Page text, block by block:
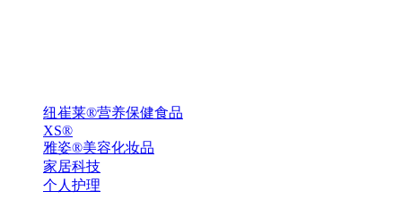
纽崔莱®营养保健食品
XS®
雅姿®美容化妆品
家居科技
个人护理